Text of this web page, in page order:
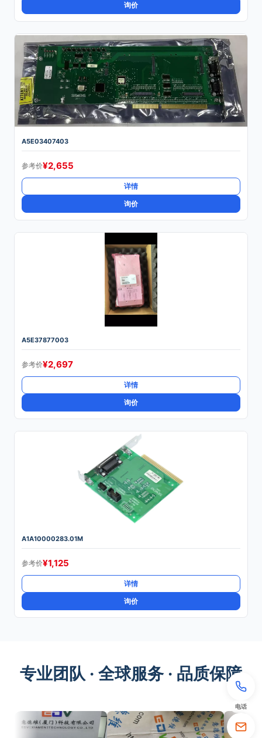
询价
A5E03407403
参考价¥2,655
详情
询价
A5E37877003
参考价¥2,697
详情
询价
A1A10000283.01M
参考价¥1,125
详情
询价
专业团队 · 全球服务 · 品质保障
电话